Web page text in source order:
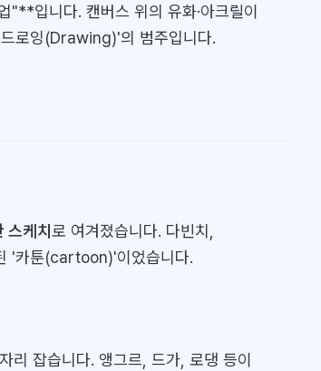
입니다. 캔버스 위의 유화·아크릴이
로잉(Drawing)'의 범주입니다.
스케치 로 여겨졌습니다. 다빈치,
'카툰(cartoon)'이었습니다.
리 잡습니다. 앵그르, 드가, 로댕 등이